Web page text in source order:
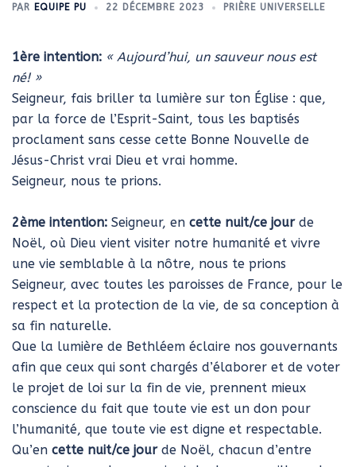
PAR EQUIPE PU 22 DÉCEMBRE 2023 PRIÈRE UNIVERSELLE
1ère intention: « Aujourd’hui, un sauveur nous est
né! »
Seigneur, fais briller ta lumière sur ton Église : que,
par la force de l’Esprit-Saint, tous les baptisés
proclament sans cesse cette Bonne Nouvelle de
Jésus-Christ vrai Dieu et vrai homme.
Seigneur, nous te prions.
2ème intention: Seigneur, en cette nuit/ce jourde
Noël, où Dieu vient visiter notre humanité et vivre
une vie semblable à la nôtre, nous te prions
Seigneur, avec toutes les paroisses de France, pour le
respect et la protection de la vie, de sa conception à
sa fin naturelle.
Que la lumière de Bethléem éclaire nos gouvernants
afin que ceux qui sont chargés d’élaborer et de voter
le projet de loi sur la fin de vie, prennent mieux
conscience du fait que toute vie est un don pour
l’humanité, que toute vie est digne et respectable.
Qu’en cette nuit/ce jourde Noël, chacun d’entre